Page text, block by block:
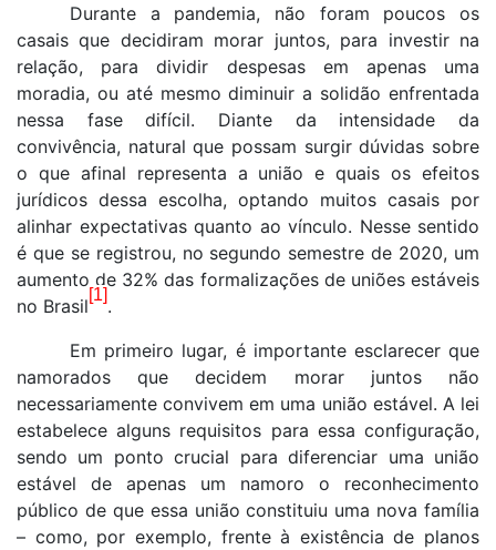
Durante a pandemia, não foram poucos os
casais que decidiram morar juntos, para investir na
relação, para dividir despesas em apenas uma
moradia, ou até mesmo diminuir a solidão enfrentada
nessa fase difícil. Diante da intensidade da
convivência, natural que possam surgir dúvidas sobre
o que afinal representa a união e quais os efeitos
jurídicos dessa escolha, optando muitos casais por
alinhar expectativas quanto ao vínculo. Nesse sentido
é que se registrou, no segundo semestre de 2020, um
aumento de 32% das formalizações de uniões estáveis
no Brasil[1].
Em primeiro lugar, é importante esclarecer que
namorados que decidem morar juntos não
necessariamente convivem em uma união estável. A lei
estabelece alguns requisitos para essa configuração,
sendo um ponto crucial para diferenciar uma união
estável de apenas um namoro o reconhecimento
público de que essa união constituiu uma nova família
– como, por exemplo, frente à existência de planos